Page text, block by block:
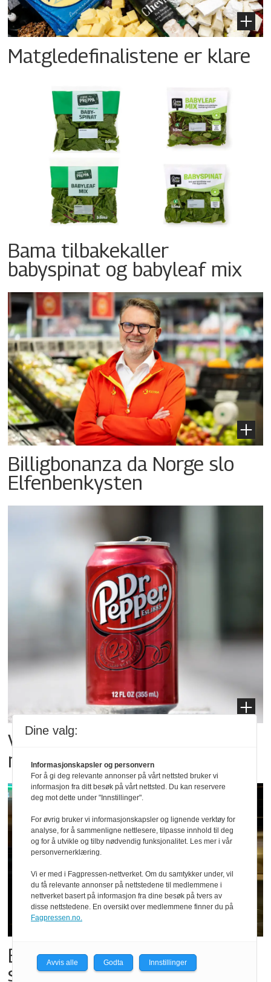
Matgledefinalistene er klare
Bama tilbakekaller
babyspinat og babyleaf mix
Billigbonanza da Norge slo
Elfenbenkysten
Vil vokse i brusmarkedet
med Dr Pepper
Bestillings-rush i foodora før
storkampen
Dine valg:
Informasjonskapsler og personvern
For å gi deg relevante annonser på vårt nettsted bruker vi
informasjon fra ditt besøk på vårt nettsted. Du kan reservere
deg mot dette under "Innstillinger".
For øvrig bruker vi informasjonskapsler og lignende verktøy for
analyse, for å sammenligne nettlesere, tilpasse innhold til deg
og for å utvikle og tilby nødvendig funksjonalitet. Les mer i vår
personvernerklæring.
Vi er med i Fagpressen-nettverket. Om du samtykker under, vil
du få relevante annonser på nettstedene til medlemmene i
nettverket basert på informasjon fra dine besøk på tvers av
disse nettstedene. En oversikt over medlemmene finner du på
Fagpressen.no.
Avvis alle Godta Innstillinger